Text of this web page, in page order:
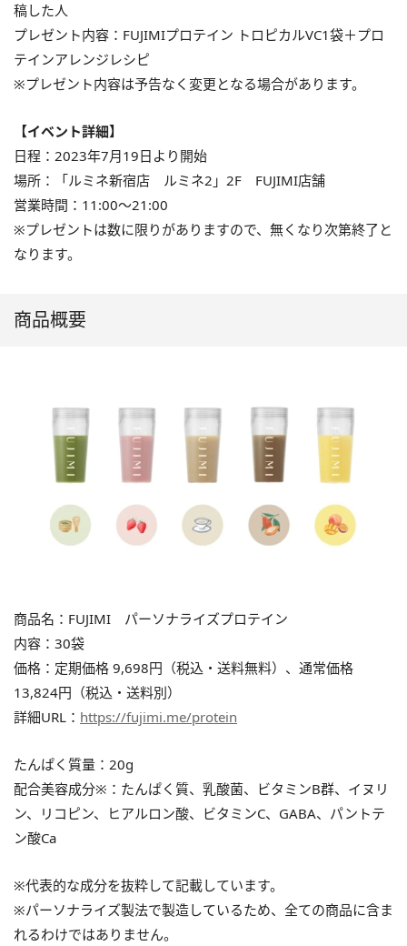
稿した人
プレゼント内容：FUJIMIプロテイン トロピカルVC1袋＋プロ
テインアレンジレシピ
※プレゼント内容は予告なく変更となる場合があります。
【イベント詳細】
日程：2023年7月19日より開始
場所：「ルミネ新宿店 ルミネ2」2F FUJIMI店舗
営業時間：11:00〜21:00
※プレゼントは数に限りがありますので、無くなり次第終了と
なります。
商品概要
商品名：FUJIMI パーソナライズプロテイン
内容：30袋
価格：定期価格 9,698円（税込・送料無料）、通常価格
13,824円（税込・送料別）
詳細URL： https://fujimi.me/protein
たんぱく質量：20g
配合美容成分※：たんぱく質、乳酸菌、ビタミンB群、イヌリ
ン、リコピン、ヒアルロン酸、ビタミンC、GABA、パントテ
ン酸Ca
※代表的な成分を抜粋して記載しています。
※パーソナライズ製法で製造しているため、全ての商品に含ま
れるわけではありません。